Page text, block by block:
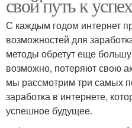
С каждым годом интернет
возможностей для
методы обретут еще
возможно, потеряют свою
мы рассмотрим три самых
заработка в интернете,
успешное будущее.